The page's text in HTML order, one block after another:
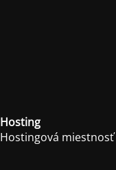
Hosting
Hostingová